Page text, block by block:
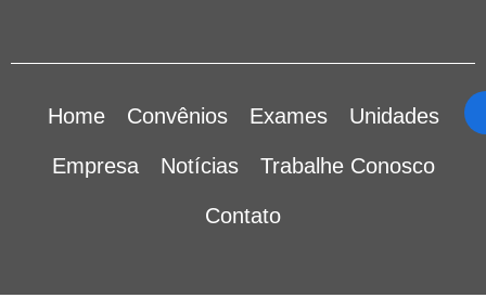
Home Convênios Exames Unidades
Empresa Notícias Trabalhe Conosco
Contato